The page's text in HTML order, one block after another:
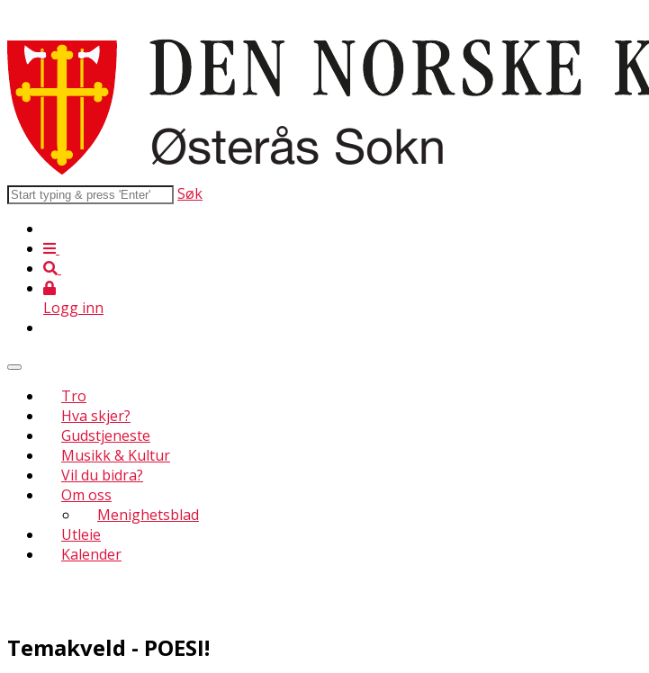
Søk
Logg inn
Tro
Hva skjer?
Gudstjeneste
Musikk & Kultur
Vil du bidra?
Om oss
Menighetsblad
Utleie
Kalender
Temakveld - POESI!